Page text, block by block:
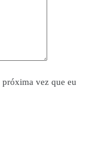
próxima vez que eu